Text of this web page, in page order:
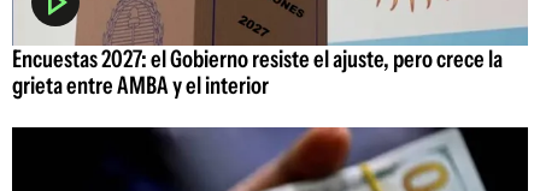
Encuestas 2027: el Gobierno resiste el ajuste, pero crece la
grieta entre AMBA y el interior